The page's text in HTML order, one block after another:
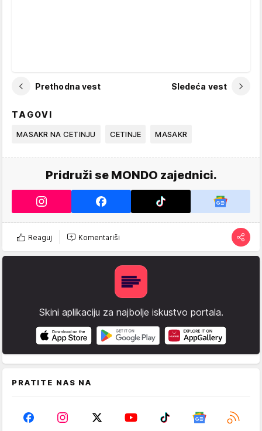
Prethodna vest Sledeća vest
TAGOVI
MASAKR NA CETINJU CETINJE MASAKR
Pridruži se MONDO zajednici.
Reaguj Komentariši
Skini aplikaciju za najbolje iskustvo portala.
PRATITE NAS NA